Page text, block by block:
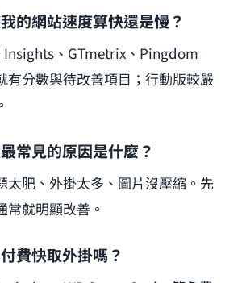
的網站速度算快還是慢？
Insights、GTmetrix、Pingdom
有分數與待改善項目；行動版較嚴
常見的原因是什麼？
太肥、外掛太多、圖片沒壓縮。先
常就明顯改善。
費快取外掛嗎？